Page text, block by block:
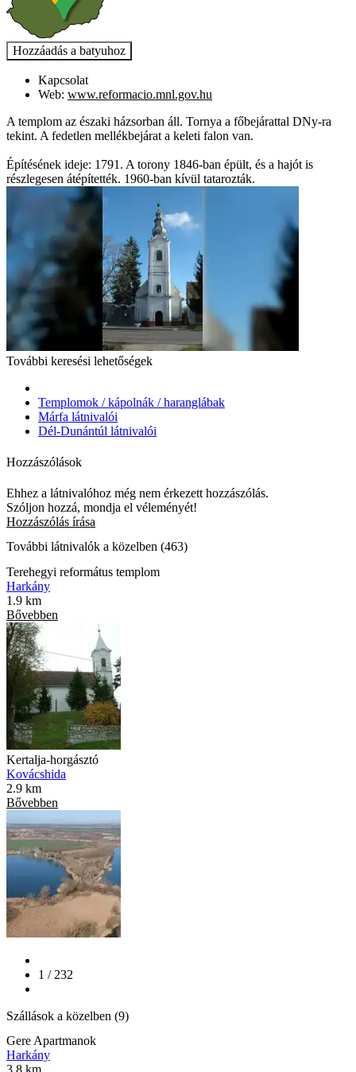
Kapcsolat
Web: www.reformacio.mnl.gov.hu
A templom az északi házsorban áll. Tornya a főbejárattal DNy-ra
tekint. A fedetlen mellékbejárat a keleti falon van.
Építésének ideje: 1791. A torony 1846-ban épült, és a hajót is
részlegesen átépítették. 1960-ban kívül tatarozták.
További keresési lehetőségek
Templomok / kápolnák / haranglábak
Márfa látnivalói
Dél-Dunántúl látnivalói
Hozzászólások
Ehhez a látnivalóhoz még nem érkezett hozzászólás.
Szóljon hozzá, mondja el véleményét!
Hozzászólás írása
További látnivalók a közelben (463)
Terehegyi református templom
Harkány
1.9 km
Bővebben
Kertalja-horgásztó
Kovácshida
2.9 km
Bővebben
1 / 232
Szállások a közelben (9)
Gere Apartmanok
Harkány
3.8 km